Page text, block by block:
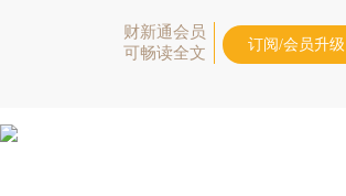
财新通会员
可畅读全文
订阅/会员升级